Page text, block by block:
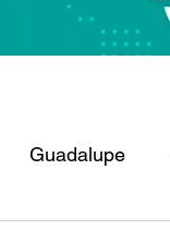
Guadalupe